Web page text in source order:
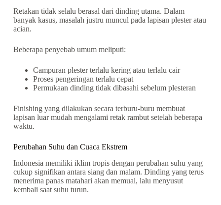
Retakan tidak selalu berasal dari dinding utama. Dalam
banyak kasus, masalah justru muncul pada lapisan plester atau
acian.
Beberapa penyebab umum meliputi:
Campuran plester terlalu kering atau terlalu cair
Proses pengeringan terlalu cepat
Permukaan dinding tidak dibasahi sebelum plesteran
Finishing yang dilakukan secara terburu-buru membuat
lapisan luar mudah mengalami retak rambut setelah beberapa
waktu.
Perubahan Suhu dan Cuaca Ekstrem
Indonesia memiliki iklim tropis dengan perubahan suhu yang
cukup signifikan antara siang dan malam. Dinding yang terus
menerima panas matahari akan memuai, lalu menyusut
kembali saat suhu turun.